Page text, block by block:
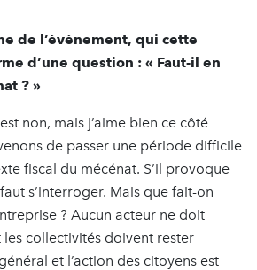
de l’événement, qui cette
d’une question : « Faut-il en
? »
non, mais j’aime bien ce côté
de passer une période difficile
fiscal du mécénat. S’il provoque
s’interroger. Mais que fait-on
? Aucun acteur ne doit
les collectivités doivent rester
et l’action des citoyens est